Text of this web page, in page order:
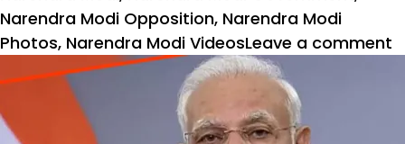
Narendra Modi Opposition, Narendra Modi
Photos, Narendra Modi VideosLeave a comment